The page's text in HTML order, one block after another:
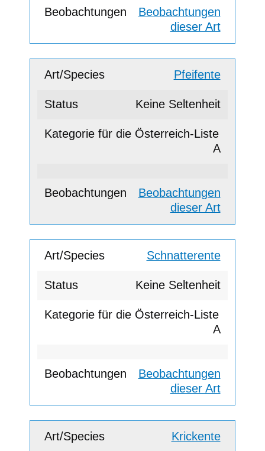
Beobachtungen
dieser Art
Pfeifente
Keine Seltenheit
A
Beobachtungen
dieser Art
Schnatterente
Keine Seltenheit
A
Beobachtungen
dieser Art
Krickente